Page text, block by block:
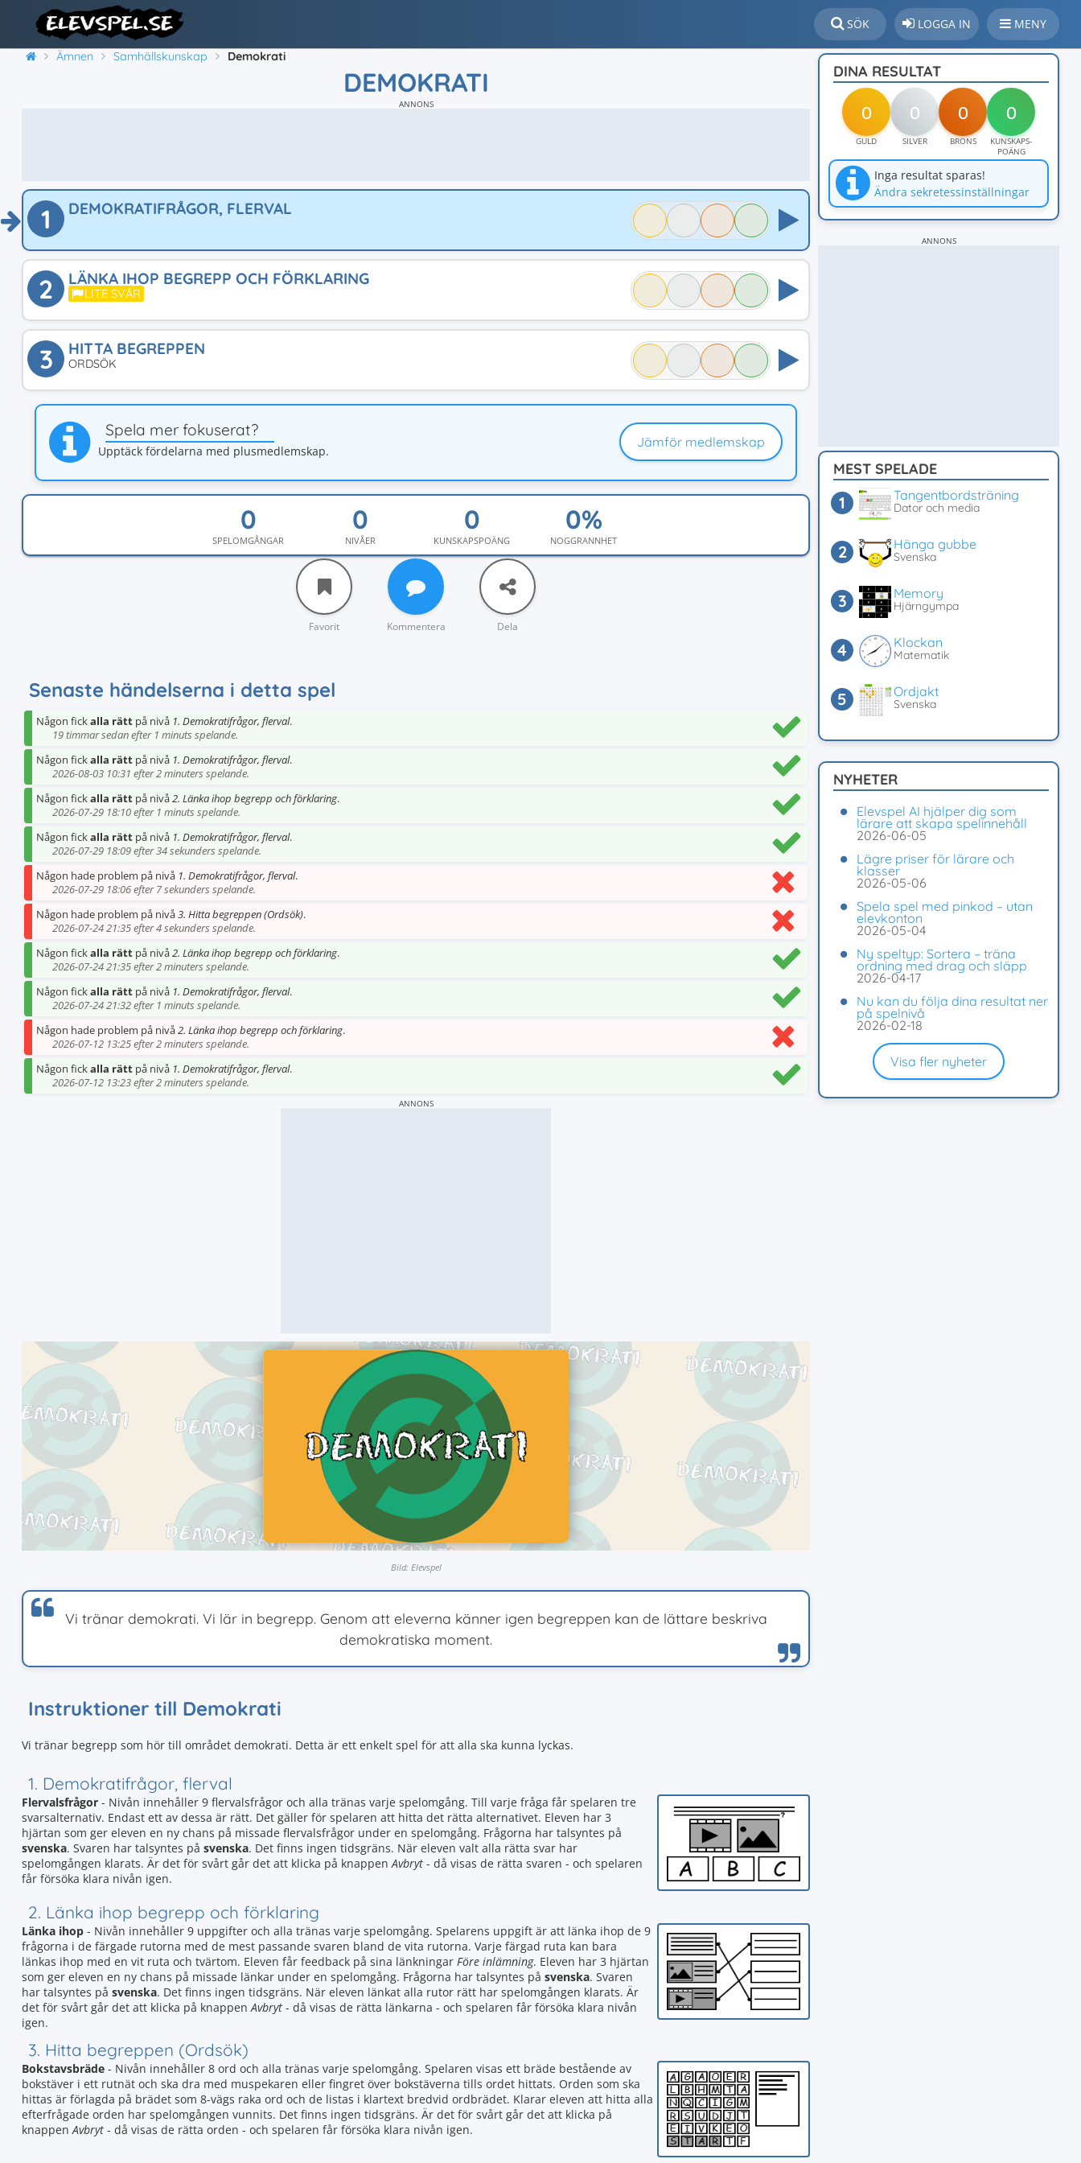
SÖK LOGGA IN MENY
Ämnen Samhällskunskap Demokrati
DEMOKRATI
ANNONS
1 DEMOKRATIFRÅGOR, FLERVAL
2 LÄNKA IHOP BEGREPP OCH FÖRKLARING
LITE SVÅR
3 HITTA BEGREPPEN
ORDSÖK
Spela mer fokuserat?
Upptäck fördelarna med plusmedlemskap.
Jämför medlemskap
SPELOMGÅNGAR NIVÅER KUNSKAPSPOÄNG NOGGRANNHET
Favorit Kommentera Dela
Senaste händelserna i detta spel
Någon fickalla rätt på nivå 1. Demokratifrågor, flerval.
19 timmar sedan efter 1 minuts spelande.
Någon fickalla rätt på nivå 1. Demokratifrågor, flerval.
2026-08-03 10:31 efter 2 minuters spelande.
Någon fickalla rätt på nivå2. Länka ihop begrepp och förklaring.
2026-07-29 18:10 efter 1 minuts spelande.
Någon fickalla rätt på nivå 1. Demokratifrågor, flerval.
2026-07-29 18:09 efter 34 sekunders spelande.
Någon hade problem på nivå 1. Demokratifrågor, flerval.
2026-07-29 18:06 efter 7 sekunders spelande.
Någon hade problem på nivå3. Hitta begreppen (Ordsök).
2026-07-24 21:35 efter 4 sekunders spelande.
Någon fickalla rätt på nivå2. Länka ihop begrepp och förklaring.
2026-07-24 21:35 efter 2 minuters spelande.
Någon fickalla rätt på nivå 1. Demokratifrågor, flerval.
2026-07-24 21:32 efter 1 minuts spelande.
Någon hade problem på nivå2. Länka ihop begrepp och förklaring.
2026-07-12 13:25 efter 2 minuters spelande.
Någon fickalla rätt på nivå 1. Demokratifrågor, flerval.
2026-07-12 13:23 efter 2 minuters spelande.
ANNONS
Bild: Elevspel
Vi tränar demokrati. Vi lär in begrepp. Genom att eleverna känner igen begreppen kan de lättare beskriva
demokratiska moment.
Instruktioner till Demokrati
Vi tränar begrepp som hör till området demokrati. Detta är ett enkelt spel för att alla ska kunna lyckas.
1. Demokratifrågor, flerval
Flervalsfrågor - Nivån innehåller 9 flervalsfrågor och alla tränas varje spelomgång. Till varje fråga får spelaren tre
svarsalternativ. Endast ett av dessa är rätt. Det gäller för spelaren att hitta det rätta alternativet. Eleven har 3
hjärtan som ger eleven en ny chans på missade flervalsfrågor under en spelomgång. Frågorna har talsyntes på
svenska. Svaren har talsyntes på svenska. Det finns ingen tidsgräns. När eleven valt alla rätta svar har
spelomgången klarats. Är det för svårt går det att klicka på knappenAvbryt - då visas de rätta svaren - och spelaren
får försöka klara nivån igen.
2. Länka ihop begrepp och förklaring
Länka ihop - Nivån innehåller 9 uppgifter och alla tränas varje spelomgång. Spelarens uppgift är att länka ihop de 9
frågorna i de färgade rutorna med de mest passande svaren bland de vita rutorna. Varje färgad ruta kan bara
länkas ihop med en vit ruta och tvärtom. Eleven får feedback på sina länkningar Före inlämning. Eleven har 3 hjärtan
som ger eleven en ny chans på missade länkar under en spelomgång. Frågorna har talsyntes på svenska. Svaren
har talsyntes på svenska. Det finns ingen tidsgräns. När eleven länkat alla rutor rätt har spelomgången klarats. Är
det för svårt går det att klicka på knappenAvbryt - då visas de rätta länkarna - och spelaren får försöka klara nivån
igen.
3. Hitta begreppen (Ordsök)
Bokstavsbräde - Nivån innehåller 8 ord och alla tränas varje spelomgång. Spelaren visas ett bräde bestående av
bokstäver i ett rutnät och ska dra med muspekaren eller fingret över bokstäverna tills ordet hittats. Orden som ska
hittas är förlagda på brädet som 8-vägs raka ord och de listas i klartext bredvid ordbrädet. Klarar eleven att hitta alla
efterfrågade orden har spelomgången vunnits. Det finns ingen tidsgräns. Är det för svårt går det att klicka på
knappenAvbryt - då visas de rätta orden - och spelaren får försöka klara nivån igen.
DINA RESULTAT
0 0 0 0
GULD SILVER BRONS
KUNSKAPS-
POÄNG
Inga resultat sparas!
Ändra sekretessinställningar
ANNONS
MEST SPELADE
Tangentbordsträning
Dator och media
Hänga gubbe
Svenska
Memory
Hjärngympa
Klockan
Matematik
Ordjakt
Svenska
NYHETER
Elevspel AI hjälper dig som
lärare att skapa spelinnehåll
2026-06-05
Lägre priser för lärare och
klasser
2026-05-06
Spela spel med pinkod – utan
elevkonton
2026-05-04
Ny speltyp: Sortera – träna
ordning med drag och släpp
2026-04-17
Nu kan du följa dina resultat ner
på spelnivå
2026-02-18
Visa fler nyheter